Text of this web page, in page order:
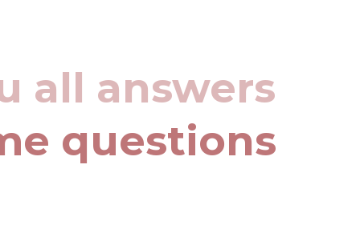
all answers
questions